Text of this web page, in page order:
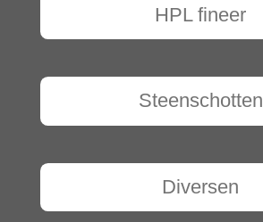
HPL fineer
Steenschotten
Diversen